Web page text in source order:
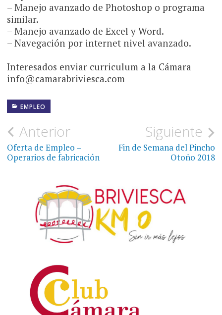
– Manejo avanzado de Photoshop o programa
similar.
– Manejo avanzado de Excel y Word.
– Navegación por internet nivel avanzado.
Interesados enviar curriculum a la Cámara
info@camarabriviesca.com
EMPLEO
Navegación
de
Anterior
Oferta de Empleo –
Operarios de fabricación
Siguiente
Fin de Semana del Pincho
Otoño 2018